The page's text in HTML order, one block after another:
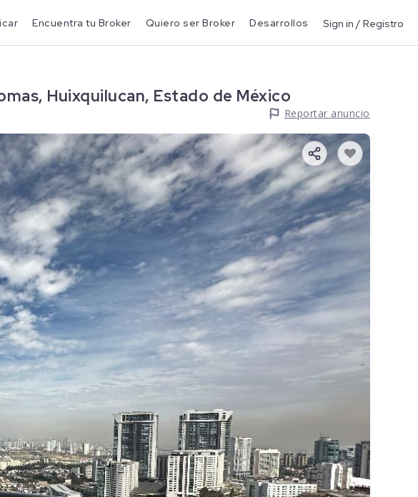
Encuentra tu Broker Quiero ser Broker Desarrollos Sign in / Registro
Huixquilucan, Estado de México
Reportar anuncio